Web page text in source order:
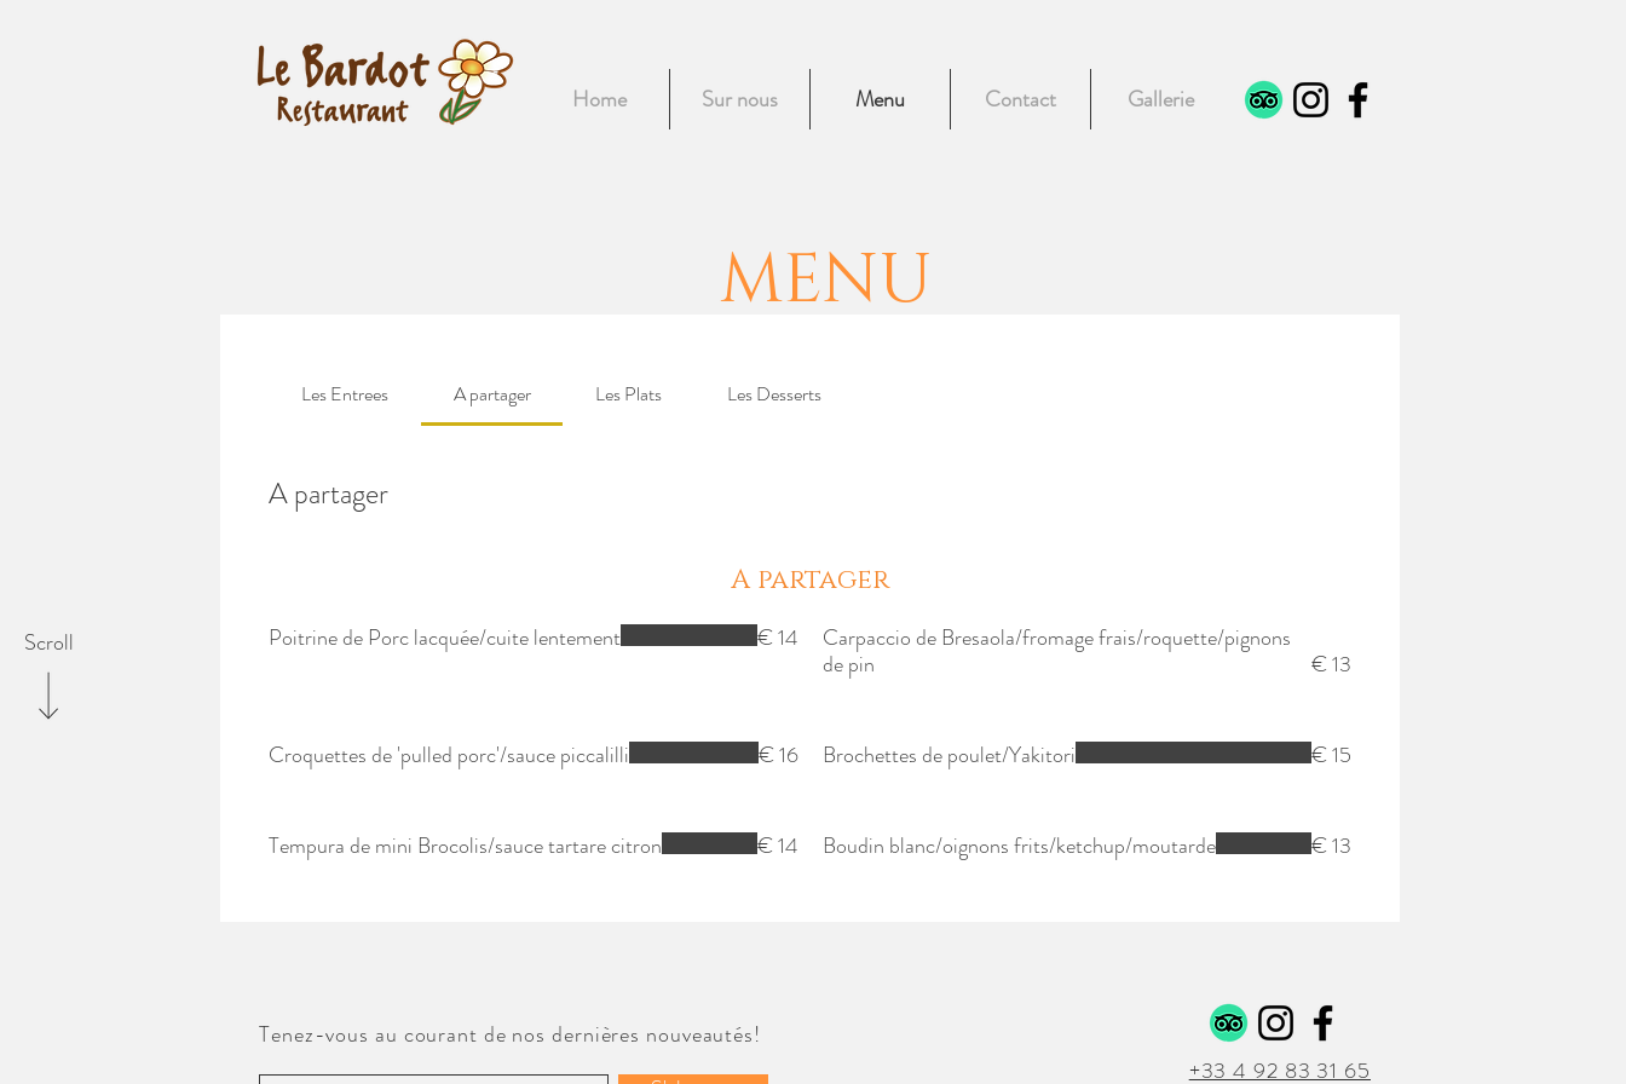
Home Sur nous Menu Contact Gallerie
Scroll
MENU
Les Entrees A partager Les Plats Les Desserts
A partager
A partager
Poitrine de Porc lacquée/cuite lentement € 14
Carpaccio de Bresaola/fromage frais/roquette/pignons
de pin
€ 13
Croquettes de 'pulled porc'/sauce piccalilli € 16 Brochettes de poulet/Yakitori € 15
Tempura de mini Brocolis/sauce tartare citron € 14 Boudin blanc/oignons frits/ketchup/moutarde € 13
Tenez-vous au courant de nos dernières nouveautés!
+33 4 92 83 31 65